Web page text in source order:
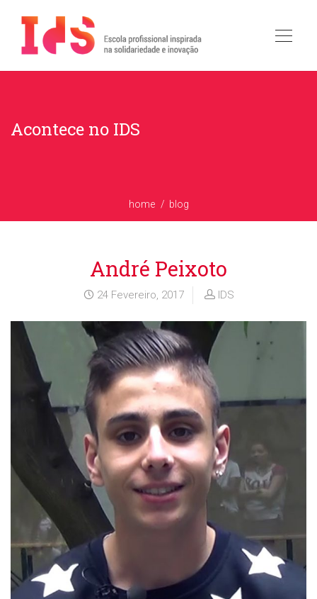
Acontece no IDS
home blog
André Peixoto
24 Fevereiro, 2017 IDS